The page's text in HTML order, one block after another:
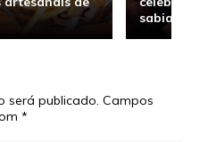
sabia
será publicado. Campos
*